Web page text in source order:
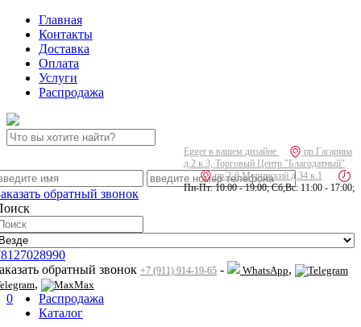
Главная
Контакты
Доставка
Оплата
Услуги
Распродажа
Egger в вашем дизайне
пр.Гагарина
д.2 к.3, Торговый Центр "Благодатный"
пр.2-й Муринский д.34 к.1
Пн-Пт: 10:00 - 19:00; Сб,Вс: 11:00 - 17:00;
обратный звонок
обратный звонок +7 (911) 914-19-65 - WhatsApp,
, Max
0
Распродажа
Каталог